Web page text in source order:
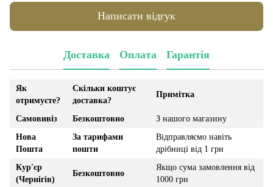
Написати відгук
Доставка Оплата Гарантія
Як
отримуєте?
Скільки коштує
доставка?
Примітка
Самовивіз Безкоштовно
З нашого магазину
Нова
Пошта
За тарифами
пошти
Відправляємо навіть
дрібниці від 1 грн
Кур'єр
(Чернігів)
Безкоштовно
Якщо сума замовлення від
1000 грн